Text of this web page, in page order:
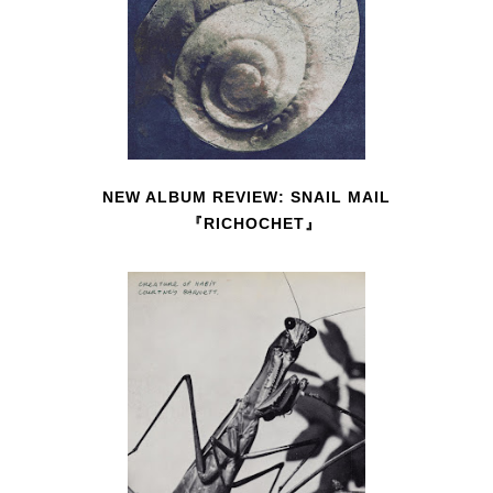
NEW ALBUM REVIEW: SNAIL MAIL
『RICHOCHET』